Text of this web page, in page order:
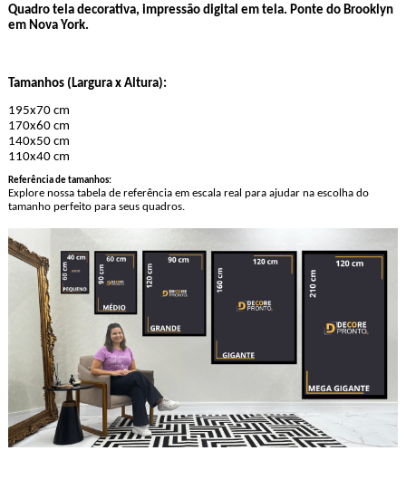
Quadro tela decorativa, impressão digital em tela. Ponte do Brooklyn
em Nova York.
Tamanhos (Largura x Altura):
195x70 cm
170x60 cm
140x50 cm
110x40 cm
Referência de tamanhos:
Explore nossa tabela de referência em escala real para ajudar na escolha do
tamanho perfeito para seus quadros.